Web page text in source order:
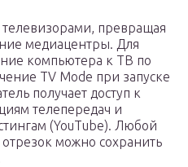
телевизорами, превращая
медиацентры. Для
компьютера к ТВ по
TV Mode при запуске
получает доступ к
телепередач и
(YouTube). Любой
можно сохранить